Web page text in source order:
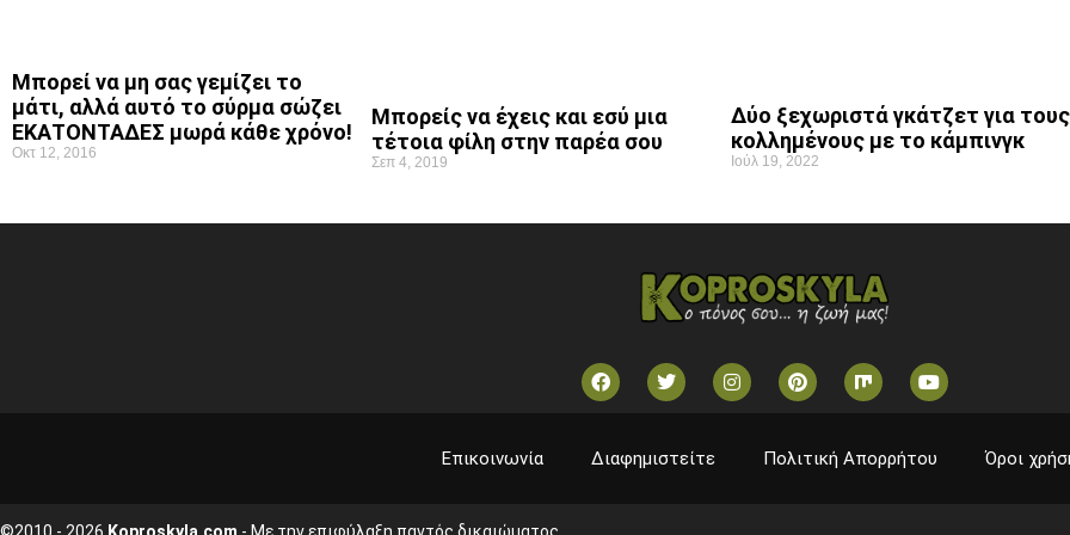
Μπορεί να μη σας γεμίζει το
μάτι, αλλά αυτό το σύρμα σώζει
ΕΚΑΤΟΝΤΑΔΕΣ μωρά κάθε χρόνο!
Οκτ 12, 2016
Μπορείς να έχεις και εσύ μια
τέτοια φίλη στην παρέα σου
Σεπ 4, 2019
Δύο ξεχωριστά γκάτζετ για τους
κολλημένους με το κάμπινγκ
Ιούλ 19, 2022
Επικοινωνία Διαφημιστείτε Πολιτική Απορρήτου Όροι